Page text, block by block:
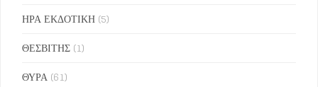
ΗΡΑ ΕΚΔΟΤΙΚΗ (5)
ΘΕΣΒΙΤΗΣ (1)
ΘΥΡΑ (61)